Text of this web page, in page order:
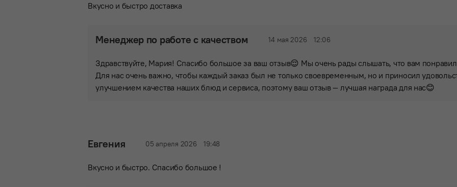
Вкусно и быстро доставка
Менеджер по работе с качеством 14 мая 2026 12:06
Здравствуйте, Мария! Спасибо большое за ваш отзыв😌 Мы очень рады слышать, что вам
Для нас очень важно, чтобы каждый заказ был не только своевременным, но и приносил
улучшением качества наших блюд и сервиса, поэтому ваш отзыв — лучшая награда для нас😊
Евгения 05 апреля 2026 19:48
Вкусно и быстро. Спасибо большое !